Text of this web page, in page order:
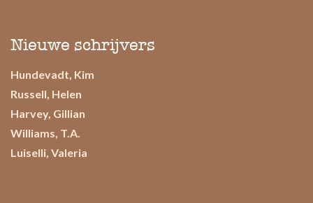
Nieuwe schrijvers
Hundevadt, Kim
Russell, Helen
Harvey, Gillian
Williams, T.A.
Luiselli, Valeria